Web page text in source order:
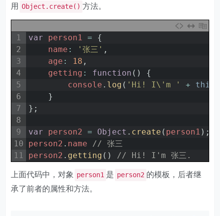
用 Object.create() 方法。
1
2
3
4
5
6
7
8
9
10
11
var person1 =
{
name : '张三' ,
age : 18 ,
getting : function ( )
{
console . log ( 'Hi! I\'m ' + this
}
} ;
var person2 = Object . create ( person1 ) ;
person2 . name
// 张三
person2 . getting ( ) // Hi! I'm 张三.
上面代码中，对象 person1 是 person2 的模板，后者继
承了前者的属性和方法。